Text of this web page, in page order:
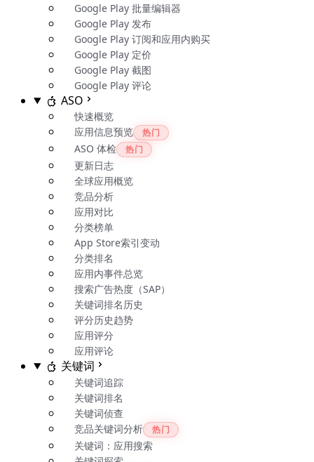
Google Play 批量编辑器
Google Play 发布
Google Play 订阅和应用内购买
Google Play 定价
Google Play 截图
Google Play 评论
ASO
快速概览
应用信息预览
热门
ASO 体检 热门
更新日志
全球应用概览
竞品分析
应用对比
分类榜单
App Store索引变动
分类排名
应用内事件总览
搜索广告热度（SAP）
关键词排名历史
评分历史趋势
应用评分
应用评论
关键词
关键词追踪
关键词排名
关键词侦查
竞品关键词分析
热门
关键词：应用搜索